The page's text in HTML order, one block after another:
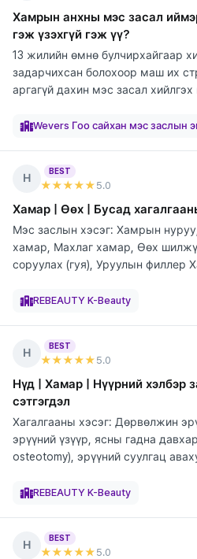
Хамрын анхны мэс засал
гэж үзэхгүй гэж үү?
13 жилийн өмнө булчирхайгаар
задарчихсан болохоор маш их
аргагүй дахин мэс засал хийлгэх
Wevers Гоо сайхан мэс заслын
Н
BEST
★★★★★ 5.0
Хамар | Өөх | Бусад
Мэс заслын хэсэг: Хамрын
хамар, Махлаг хамар, Өөх
REBEAUTY K-Beauty
Н
BEST
★★★★★ 5.0
Нүд | Хамар | Нүүрний хэлбэр
сэтгэгдэл
Хагалгааны хэсэг: Дөрвөлжин
эрүүний үзүүр, ясны гадна
osteotomy), эрүүний суулгац
REBEAUTY K-Beauty
Н
BEST
★★★★★ 5.0